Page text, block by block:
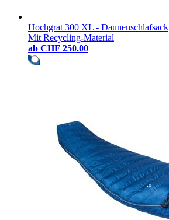
Hochgrat 300 XL - Daunenschlafsack
Mit Recycling-Material
ab CHF 250.00